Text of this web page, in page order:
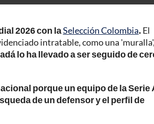
2026 con laSelección Colombia. El
intratable, como una 'muralla',
lo ha llevado a ser seguido de
porque un equipo de la Serie
de un defensor y el perfil de